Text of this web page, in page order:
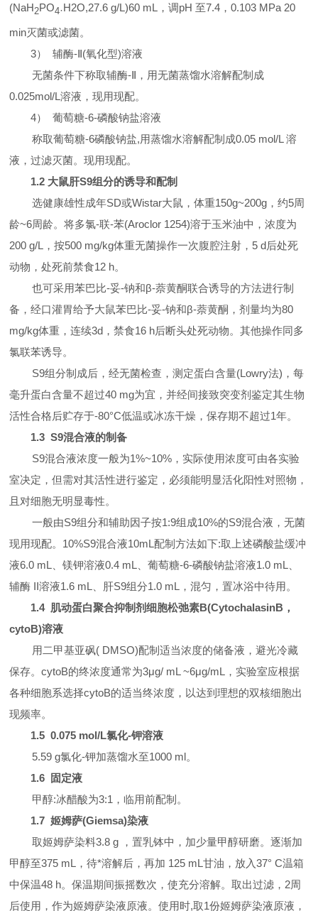
(NaH2PO4·H2O,27.6 g/L)60 mL ，调pH至7.4 ，0.103 MPa 20
min灭菌或滤菌。
3） 辅酶-Ⅱ(氧化型)溶液
无菌条件下称取辅酶-Ⅱ ，用无菌蒸馏水溶解配制成
0.025mol/L溶液，现用现配。
4） 葡萄糖-6-磷酸钠盐溶液
称取葡萄糖-6磷酸钠盐,用蒸馏水溶解配制成0.05 mol/L溶
液，过滤灭菌。现用现配。
1.2 大鼠肝S9组分的诱导和配制
选健康雄性成年SD或Wistar大鼠，体重150g~200g ，约5周
龄~6周龄。将多氯-联-苯(Aroclor 1254)溶于玉米油中，浓度为
200 g/L ，按500 mg/kg体重无菌操作一次腹腔注射， 5 d后处死
动物，处死前禁食12 h。
也可采用苯巴比-妥-钠和β-萘黄酮联合诱导的方法进行制
备，经口灌胃给予大鼠苯巴比-妥-钠和β-萘黄酮，剂量均为80
mg/kg体重，连续3d ，禁食16 h后断头处死动物。其他操作同多
氯联苯诱导。
S9组分制成后，经无菌检查，测定蛋白含量(Lowry法) ，每
毫升蛋白含量不超过40 mg为宜，并经间接致突变剂鉴定其生物
活性合格后贮存于-80°C低温或冰冻干燥，保存期不超过1年。
1.3 S9混合液的制备
S9混合液浓度一般为1%~10% ，实际使用浓度可由各实验
室决定，但需对其活性进行鉴定，必须能明显活化阳性对照物，
且对细胞无明显毒性。
一般由S9组分和辅助因子按1:9组成10%的S9混合液，无菌
现用现配。 10%S9混合液10mL配制方法如下:取上述磷酸盐缓冲
液6.0 mL 、镁钾溶液0.4 mL 、葡萄糖-6-磷酸钠盐溶液1.0 mL
辅酶 II溶液1.6 mL 、肝S9组分1.0 mL ，混匀，置冰浴中待用。
1.4 肌动蛋白聚合抑制剂细胞松弛素B(CytochalasinB ，
cytoB)溶液
用二甲基亚砜( DMSO)配制适当浓度的储备液，避光冷藏
保存。cytoB的终浓度通常为3μg/ mL ~6μg/mL ，实验室应根据
各种细胞系选择cytoB的适当终浓度，以达到理想的双核细胞出
现频率。
1.5 0.075 mol/L氯化-钾溶液
5.59 g氯化-钾加蒸馏水至1000 ml。
1.6
固定液
甲醇:冰醋酸为3:1 ，临用前配制。
1.7姬姆萨(Giemsa)染液
取姬姆萨染料3.8 g ，置乳钵中，加少量甲醇研磨。逐渐加
甲醇至375 mL ，待*溶解后，再加 125 mL甘油，放入37° C温箱
中保温48 h。保温期间振摇数次，使充分溶解。取出过滤， 2周
后使用，作为姬姆萨染液原液。使用时,取1份姬姆萨染液原液，